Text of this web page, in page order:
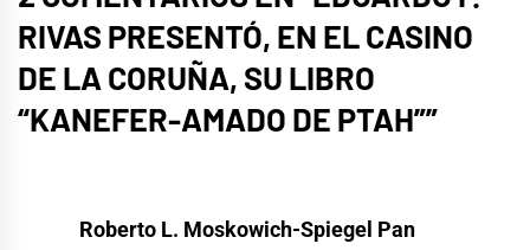
RIVAS PRESENTÓ, EN EL CASINO
DE LA CORUÑA, SU LIBRO
“KANEFER-AMADO DE PTAH””
Roberto L. Moskowich-Spiegel Pan